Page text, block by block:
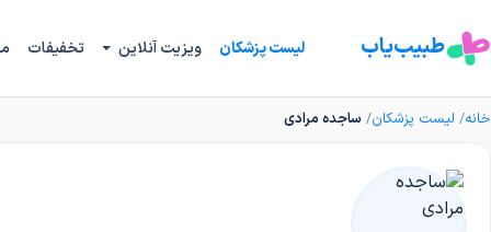
طبیب‌یاب لیست پزشکان ویزیت آنلاین تخفیفات
خانه لیست پزشکان ساجده مرادی